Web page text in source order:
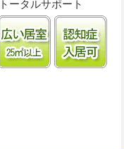
ータルサポート
ット飼育可居室25㎡以上認